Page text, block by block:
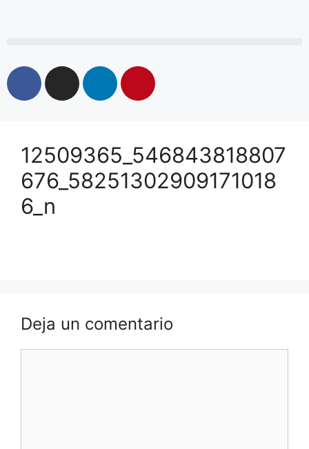
12509365_546843818807
676_58251302909171018
6_n
Deja un comentario